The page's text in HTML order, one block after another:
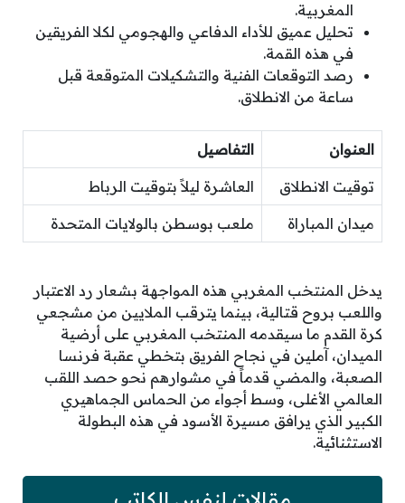
المغربية.
تحليل عميق للأداء الدفاعي والهجومي لكلا الفريقين
في هذه القمة.
رصد التوقعات الفنية والتشكيلات المتوقعة قبل
ساعة من الانطلاق.
العنوان التفاصيل
توقيت الانطلاق العاشرة ليلاً بتوقيت الرباط
ميدان المباراة ملعب بوسطن بالولايات المتحدة
يدخل المنتخب المغربي هذه المواجهة بشعار رد الاعتبار
واللعب بروح قتالية، بينما يترقب الملايين من مشجعي
كرة القدم ما سيقدمه المنتخب المغربي على أرضية
الميدان، آملين في نجاح الفريق بتخطي عقبة فرنسا
الصعبة، والمضي قدماً في مشوارهم نحو حصد اللقب
العالمي الأغلى، وسط أجواء من الحماس الجماهيري
الكبير الذي يرافق مسيرة الأسود في هذه البطولة
الاستثنائية.